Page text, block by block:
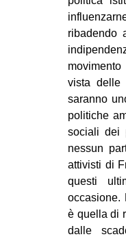
ribadendo
vista delle
saranno
politiche
sociali dei
nessun
attivisti di
questi
occasione.
è quella di
dalle